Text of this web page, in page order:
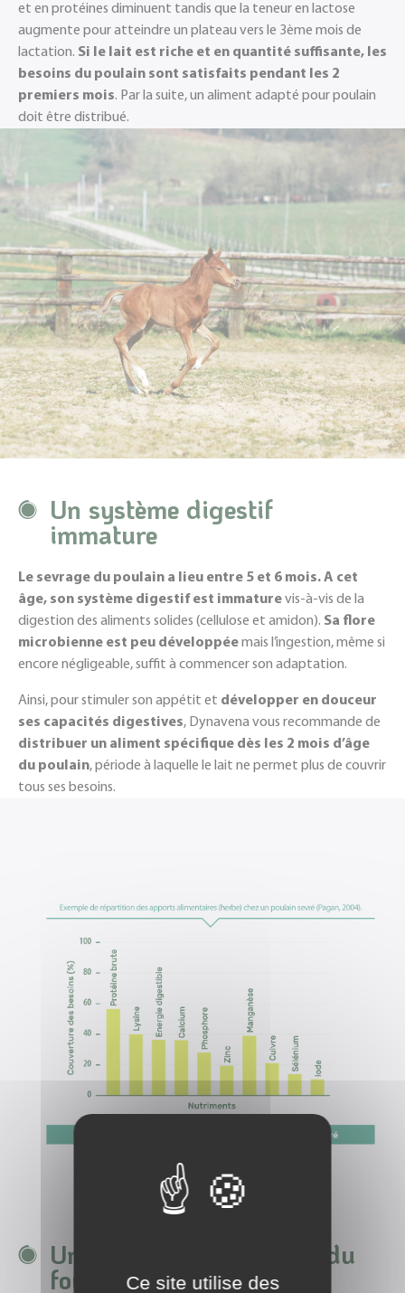
et en protéines diminuent tandis que la teneur en lactose
augmente pour atteindre un plateau vers le 3ème mois de
lactation. Si le lait est riche et en quantité suffisante, les
besoins du poulain sont satisfaits pendant les 2
premiers mois. Par la suite, un aliment adapté pour poulain
doit être distribué.
Un système digestif
immature
Le sevrage du poulain a lieu entre 5 et 6 mois. A cet
âge, son système digestif est immaturevis-à-vis de la
digestion des aliments solides (cellulose et amidon). Sa flore
microbienne est peu développéemais l’ingestion, même si
encore négligeable, suffit à commencer son adaptation.
Ainsi, pour stimuler son appétit et développer en douceur
ses capacités digestives, Dynavena vous recommande de
distribuer un aliment spécifique dès les 2 mois d’âge
du poulain, période à laquelle le lait ne permet plus de couvrir
tous ses besoins.
Une mauvaise digestion du
fourrageCe site utilise des